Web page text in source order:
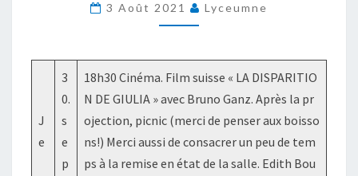
3 Août 2021 Lyceumne
J
e
3
0.
s
e
p
18h30 Cinéma. Film suisse « LA DISPARITIO
N DE GIULIA » avec Bruno Ganz. Après la pr
ojection, picnic (merci de penser aux boisso
ns!) Merci aussi de consacrer un peu de tem
ps à la remise en état de la salle. Edith Bou